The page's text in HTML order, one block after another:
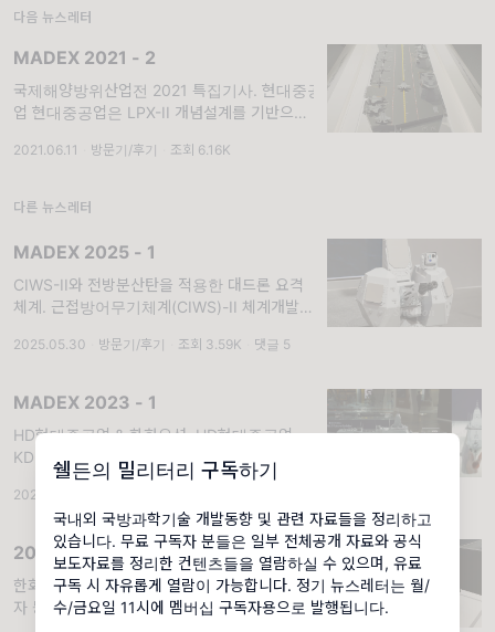
쉘든의 밀리터리 구독하기
국내외 국방과학기술 개발동향 및 관련 자료들을 정리하고
있습니다. 무료 구독자 분들은 일부 전체공개 자료와 공식
보도자료를 정리한 컨텐츠들을 열람하실 수 있으며, 유료
구독 시 자유롭게 열람이 가능합니다. 정기 뉴스레터는 월/
수/금요일 11시에 멤버십 구독자용으로 발행됩니다.
으로부터
다음 뉴스레터
MADEX 2021 - 2
국제해양방위산업전 2021 특집기사. 현대중공
업 현대중공업은 LPX-II 개념설계를 기반으로,
하고 있다. 이번 MADEX 2021에 전시된 목업
2021.06.11 방문기/후기 조회 6.16K
다른 뉴스레터
MADEX 2025 - 1
CIWS-II와 전방분산탄을 적용한 대드론 요격
체계. 근접방어무기체계(CIWS)-II 체계개발
등 대공위협과 소형·고속 수상 위협으로부터 함
2025.05.30 방문기/후기 조회 3.59K 댓글 5
MADEX 2023 - 1
HD현대중공업 & 한화오션. HD현대중공업
KDDX 사업은 현재 기본설계('20.12~'23.10)
가 마무리되고 있다. 개발 초기에 검토된 설계
안 중 많은 지지를 받은 1안(Inverted Bow)은
저항성능
2023.06.09
2021 방위산업 부품·장비 대전 - 3
한화디펜스, LIG넥스원, 위드피에스, 디에스전
자 등. 한화디펜스